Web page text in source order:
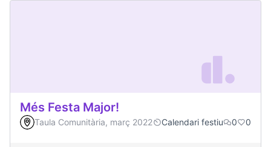
Més Festa Major!
Taula Comunitària, març 2022 Calendari festiu 0 0